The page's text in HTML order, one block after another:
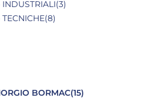
(3)
(8)
BORMAC(15)